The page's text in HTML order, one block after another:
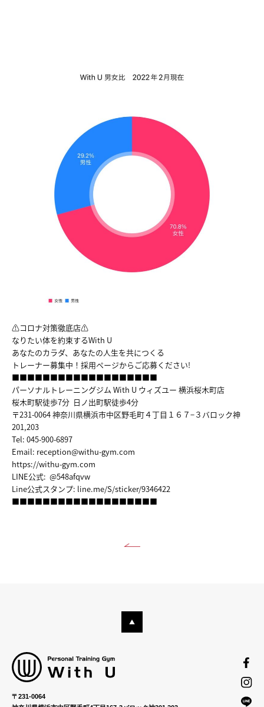
NEWS
ABOUT
FACILITY
TRAINER
RECRUIT
ACCESS
COUNSELING&CONTTACT
⚠コロナ対策徹底店⚠
なりたい体を約束するWith U
あなたのカラダ、あなたの人生を共につくる
トレーナー募集中！採用ページからご応募ください!
■■■■■■■■■■■■■■■■■■■
パーソナルトレーニングジム With U ウィズユー 横浜桜木町店
桜木町駅徒歩7分 日ノ出町駅徒歩4分
〒231-0064 神奈川県横浜市中区野毛町４丁目１６７−３バロック神
201,203
Tel: 045-900-6897
Email: reception@withu-gym.com
https://withu-gym.com
LINE公式: @548afqvw
Line公式スタンプ: line.me/S/sticker/9346422
■■■■■■■■■■■■■■■■■■■
〒231-0064